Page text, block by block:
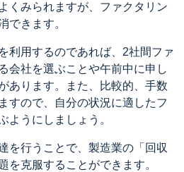
くみられますが、ファクタリン
できます。
利用するのであれば、2社間ファ
会社を選ぶことや午前中に申し
あります。また、比較的、手数
すので、自分の状況に適したフ
ようにしましょう。
を行うことで、製造業の「回収
を克服することができます。